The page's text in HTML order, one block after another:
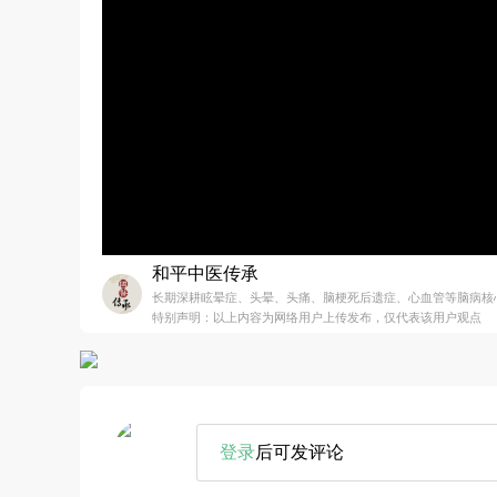
和平中医传承
长期深耕眩晕症、头晕、头痛、脑梗死后遗症、心血管等脑病核
特别声明：以上内容为网络用户上传发布，仅代表该用户观点
登录后可发评论